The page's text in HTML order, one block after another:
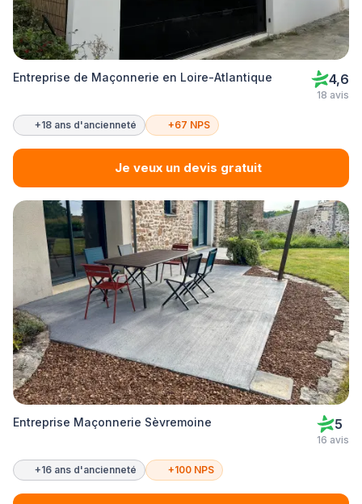
Entreprise de Maçonnerie en Loire-Atlantique 4,6
18 avis
+18 ans d'ancienneté +67 NPS
Je veux un devis gratuit
Entreprise Maçonnerie Sèvremoine 5
16 avis
+16 ans d'ancienneté +100 NPS